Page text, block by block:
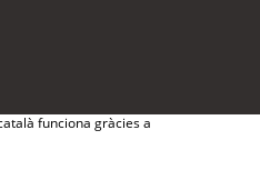
funciona gràcies a